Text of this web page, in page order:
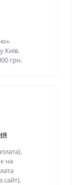
Київ.
грн.
на
сайт).